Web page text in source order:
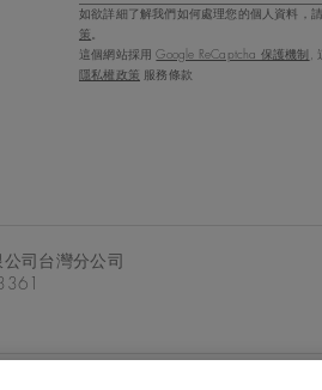
如欲詳細了解我們如何處理您的個人資料，
策 。
這個網站採用Google ReCaptcha 保護機制 ,
隱私權政策 服務條款
司台灣分公司